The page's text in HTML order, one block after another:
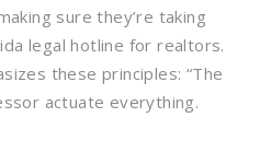
sure they’re taking
legal hotline for realtors.
these principles: “The
actuate everything.